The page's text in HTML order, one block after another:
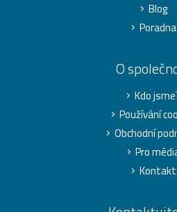
Blog
Poradna
O
Kdo
Používání
Obchodní
Pro
Kontakt